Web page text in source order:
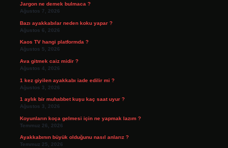
Jargon ne demek bulmaca ?
Ağustos 7, 2026
Bazı ayakkabılar neden koku yapar ?
Ağustos 6, 2026
Kaos TV hangi platformda ?
Ağustos 5, 2026
Ava gitmek caiz midir ?
Ağustos 4, 2026
1 kez giyilen ayakkabı iade edilir mi ?
Ağustos 3, 2026
1 aylık bir muhabbet kuşu kaç saat uyur ?
Ağustos 3, 2026
Koyunların koça gelmesi için ne yapmak lazım ?
Temmuz 26, 2026
Ayakkabının büyük olduğunu nasıl anlarız ?
Temmuz 25, 2026